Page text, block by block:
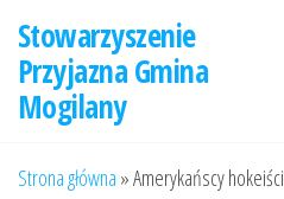
treści
Stowarzyszenie
Przyjazna Gmina
Mogilany
Strona główna »Amerykańscy hokeiści